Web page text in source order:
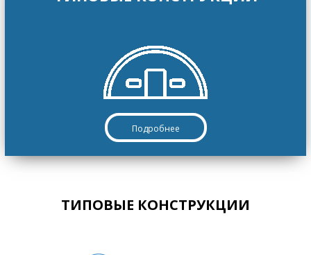
Подробнее
ТИПОВЫЕ КОНСТРУКЦИИ